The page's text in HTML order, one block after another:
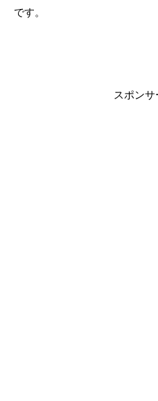
です。
スポンサ